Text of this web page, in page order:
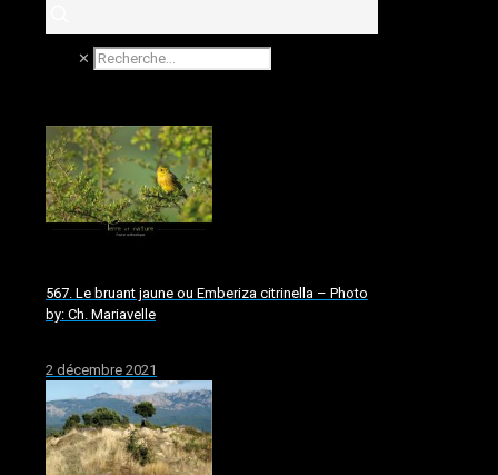
✕
567. Le bruant jaune ou Emberiza citrinella – Photo
by: Ch. Mariavelle
2 décembre 2021